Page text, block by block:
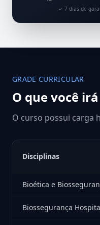
✓ 7 dias de
GRADE CURRICULAR
O que você
O curso possui carga
Disciplinas
Bioética e
Biossegurança